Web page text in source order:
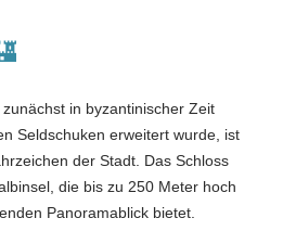
in byzantinischer Zeit
Seldschuken erweitert wurde, ist
der Stadt. Das Schloss
die bis zu 250 Meter hoch
Panoramablick bietet.